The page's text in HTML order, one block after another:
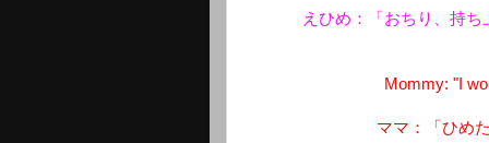
えひめ：「おちり、持
Mommy: "I
ママ：「ひめ